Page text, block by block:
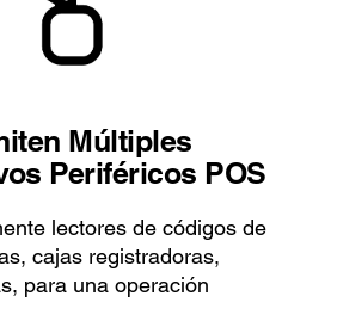
Múltiples
Periféricos POS
lectores de códigos de
cajas registradoras,
para una operación